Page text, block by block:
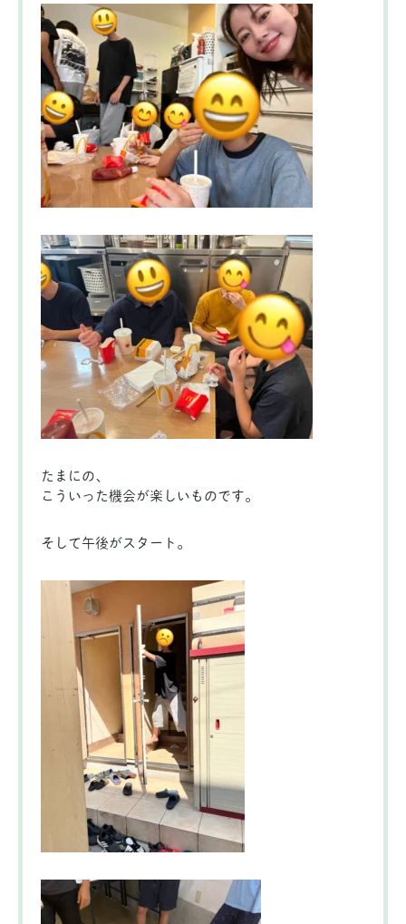
たまにの、
こういった機会が楽しいものです。
そして午後がスタート。